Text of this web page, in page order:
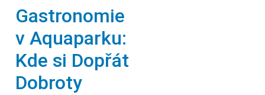
Gastronomie
v Aquaparku:
Kde si Dopřát
Dobroty